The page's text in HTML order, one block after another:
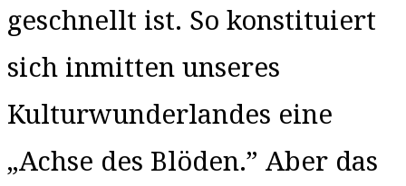
geschnellt ist. So konstituiert
sich inmitten unseres
Kulturwunderlandes eine
„Achse des Blöden.” Aber das